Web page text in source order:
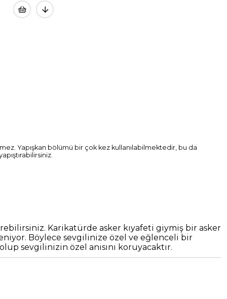
Yapışkan bölümü bir çok kez kullanılabilmektedir, bu da
Karikatürde asker kıyafeti giymiş bir asker
Böylece sevgilinize özel ve eğlenceli bir
sevgilinizin özel anısını koruyacaktır.